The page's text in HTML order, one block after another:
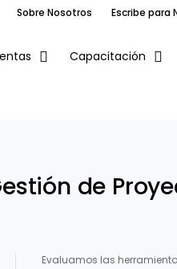
Sobre Nosotros Escribe para
Capacitación
de
Evaluamos las